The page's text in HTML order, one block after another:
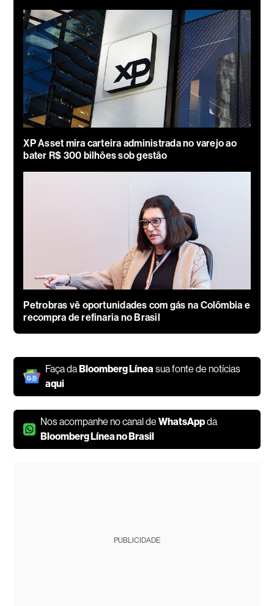
XP Asset mira carteira administrada no varejo ao
bater R$ 300 bilhões sob gestão
Petrobras vê oportunidades com gás na Colômbia e
recompra de refinaria no Brasil
Faça daBloomberg Línea sua fonte de notícias
aqui
Nos acompanhe no canal deWhatsAppda
Bloomberg Línea no Brasil
PUBLICIDADE